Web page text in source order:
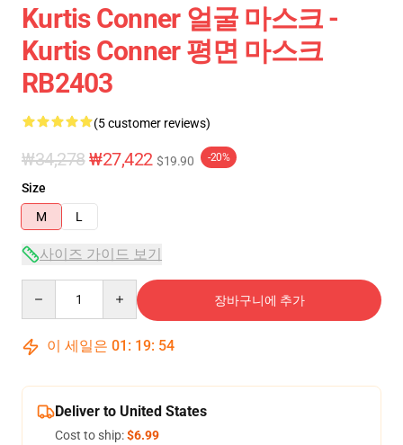
Kurtis Conner 얼굴 마스크 -
Kurtis Conner 평면 마스크
RB2403
(5 customer reviews)
₩34,278₩27,422 $19.90 -20%
Size
M
L
사이즈 가이드 보기
장바구니에 추가
이 세일은 01 : 19: 54
Deliver to United States
Cost to ship:$6.99